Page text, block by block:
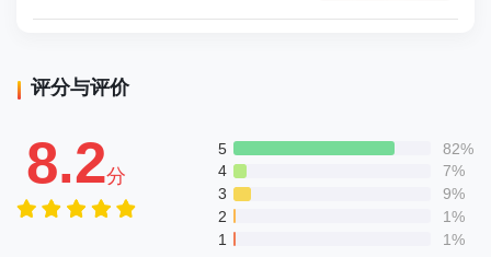
评分与评价
8.2分
5
82%
4
7%
3
9%
2
1%
1
1%